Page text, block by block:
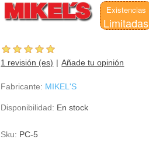
Existencias
Limitadas
1 revisión (es) Añade tu opinión
Fabricante: MIKEL'S
Disponibilidad: En stock
Sku: PC-5